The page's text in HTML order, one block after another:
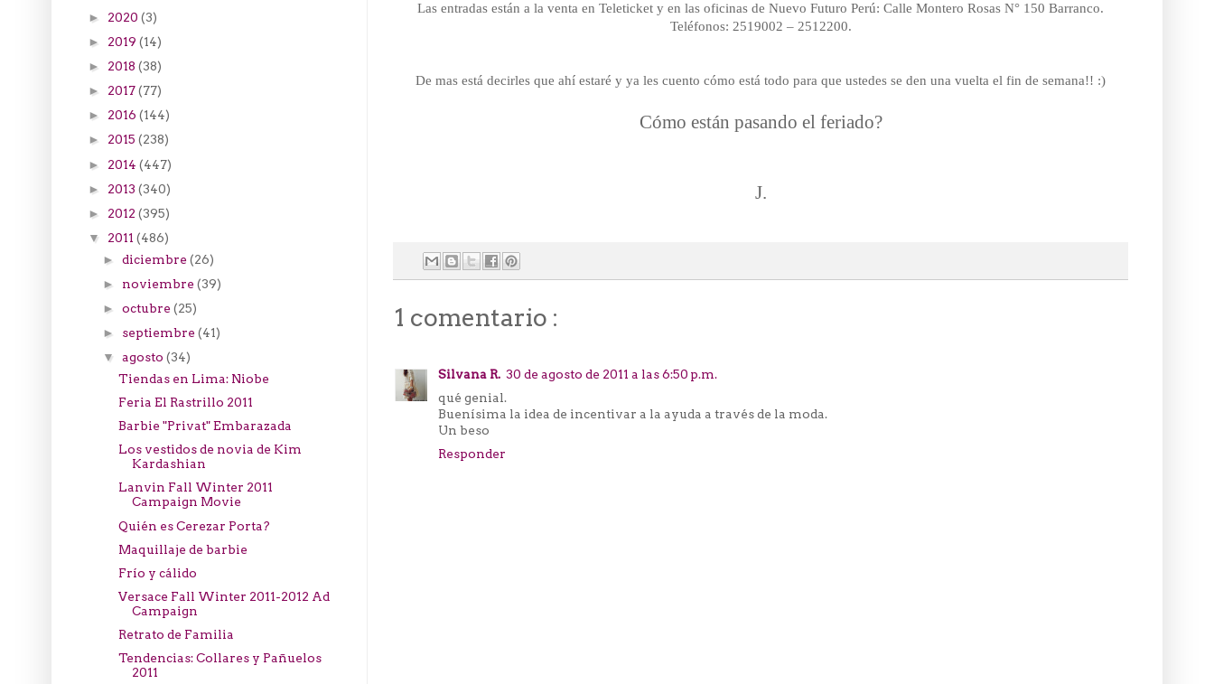
Las entradas están a la venta en Teleticket y en las oficinas de Nuevo Futuro Perú: Calle Montero Rosas N° 150 Barranco.
Teléfonos: 2519002 – 2512200.
De mas está decirles que ahí estaré y ya les cuento cómo está todo para que ustedes se den una vuelta el fin de semana!! :)
Cómo están pasando el feriado?
J.
1 comentario :
Silvana R. 30 de agosto de 2011 a las 6:50 p.m.
qué genial.
Buenísima la idea de incentivar a la ayuda a través de la moda.
Un beso
Responder
► 2020 (3)
► 2019 (14)
► 2018 (38)
► 2017(77)
► 2016 (144)
► 2015 (238)
► 2014 (447)
► 2013 (340)
► 2012 (395)
▼ 2011 (486)
►diciembre(26)
► noviembre(39)
►octubre(25)
► septiembre(41)
▼agosto(34)
Tiendas en Lima: Niobe
Feria El Rastrillo 2011
Barbie "Privat" Embarazada
Los vestidos de novia de Kim
Kardashian
Lanvin Fall Winter 2011
Campaign Movie
Quién es Cerezar Porta?
Maquillaje de barbie
Frío y cálido
Versace Fall Winter 2011-2012 Ad
Campaign
Retrato de Familia
Tendencias: Collares y Pañuelos
2011